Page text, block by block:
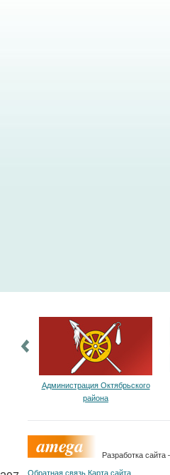
Администрация Октябрьского
района
Разработка
Обратная связь Карта сайта